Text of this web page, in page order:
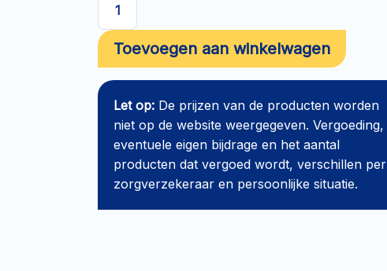
Compressiezwachtel
NOBALAN
korte
rek
5mx10cm
aantal
Toevoegen aan winkelwagen
Let op: De prijzen van de producten worden
niet op de website weergegeven. Vergoeding,
eventuele eigen bijdrage en het aantal
producten dat vergoed wordt, verschillen per
zorgverzekeraar en persoonlijke situatie.